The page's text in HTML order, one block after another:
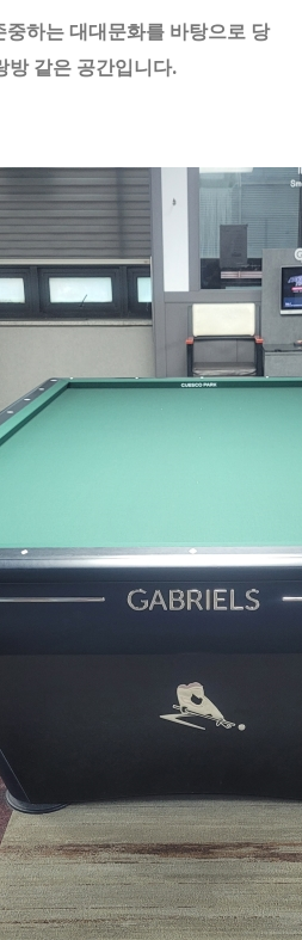
하는 대대문화를 바탕으로 당
방 같은 공간입니다.